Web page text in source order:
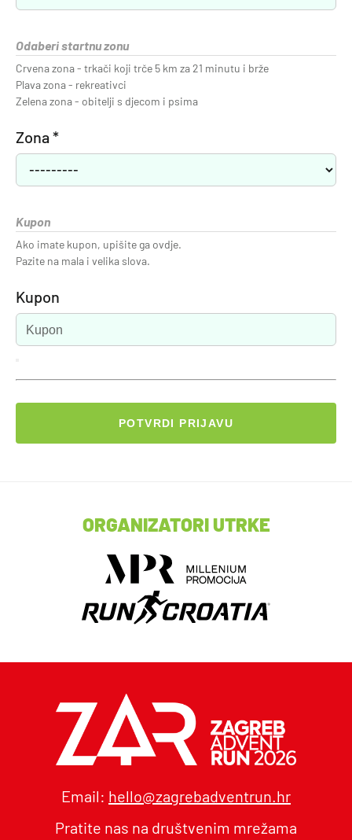
Odaberi startnu zonu
Crvena zona - trkači koji trče 5 km za 21 minutu i brže
Plava zona - rekreativci
Zelena zona - obitelji s djecom i psima
Zona *
Kupon
Ako imate kupon, upišite ga ovdje.
Pazite na mala i velika slova.
Kupon
POTVRDI PRIJAVU
ORGANIZATORI UTRKE
Email: hello@zagrebadventrun.hr
Pratite nas na društvenim mrežama